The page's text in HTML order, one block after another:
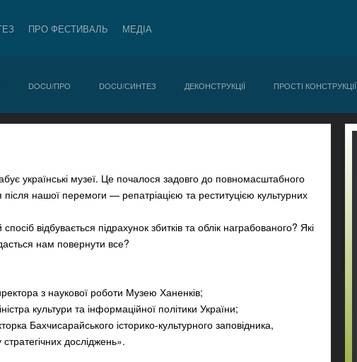
ПРО ФЕСТИВАЛЬ МЕДІА
DOCU/ПРО DOCU/СИНТЕЗ ДЕКОНСТРУКЦІЇ ПРОСТІ КОНСТРУКЦІЇ
українські музеї. Це почалося задовго до повномасштабного
нашої перемоги — репатріацією та реституцією культурних
відбувається підрахунок збитків та облік награбованого? Які
нам повернути все?
з наукової роботи Музею Ханенків;
культури та інформаційної політики України;
Бахчисарайського історико-культурного заповідника,
досліджень».